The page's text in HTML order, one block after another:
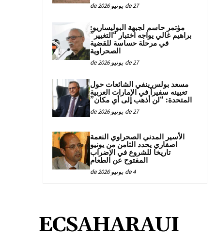
27 de يونيو de 2026
مؤتمر حاسم لجبهة البوليساريو:
براهيم غالي يواجه اختبار “التغيير”
في مرحلة حساسة للقضية
الصحراوية
27 de يونيو de 2026
مسعد بولس ينفي الشائعات حول
تعيينه سفيراً في الإمارات العربية
المتحدة: “لن أذهب إلى أي مكان”
27 de يونيو de 2026
الأسير المدني الصحراوي النعمة
اصفاري يحدد الثامن من يونيو
تاريخا للشروع في الإضراب
المفتوح عن الطعام
4 de يونيو de 2026
ECSAHARAUI